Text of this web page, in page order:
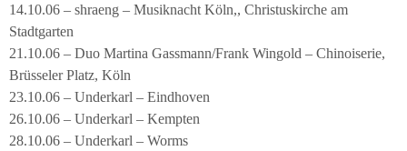
14.10.06 – shraeng – Musiknacht Köln,, Christuskirche am
Stadtgarten
21.10.06 – Duo Martina Gassmann/Frank Wingold – Chinoiserie,
Brüsseler Platz, Köln
23.10.06 – Underkarl – Eindhoven
26.10.06 – Underkarl – Kempten
28.10.06 – Underkarl – Worms